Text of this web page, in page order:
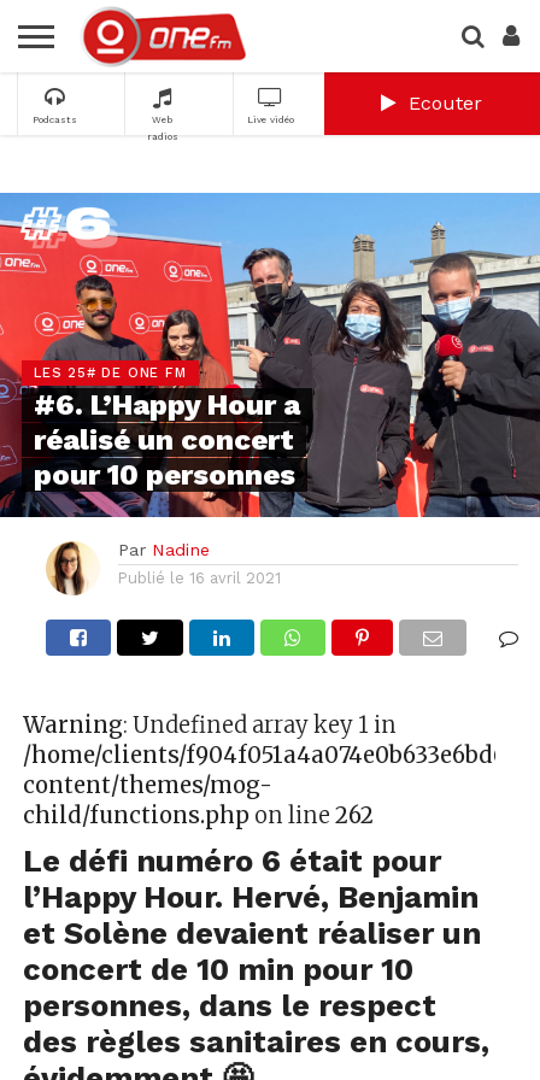
Podcasts
Web
radios
Live vidéo
Ecouter
LES 25# DE ONE FM
#6. L’Happy Hour a
réalisé un concert
pour 10 personnes
Par Nadine
Publié le 16 avril 2021
Warning: Undefined array key 1 in
/home/clients/
content/themes/mog-
child/functions.phpon line 262
Le défi numéro 6 était pour
l’Happy Hour. Hervé, Benjamin
et Solène devaient réaliser un
concert de 10 min pour 10
personnes, dans le respect
des règles sanitaires en cours,